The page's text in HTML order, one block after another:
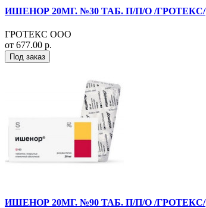
ИШЕНОР 20МГ. №30 ТАБ. П/П/О /ГРОТЕКС/
ГРОТЕКС ООО
от 677.00 р.
Под заказ
ИШЕНОР 20МГ. №90 ТАБ. П/П/О /ГРОТЕКС/